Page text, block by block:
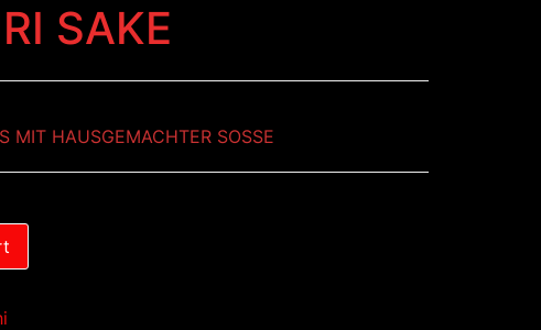
SAKE
MIT HAUSGEMACHTER SOSSE